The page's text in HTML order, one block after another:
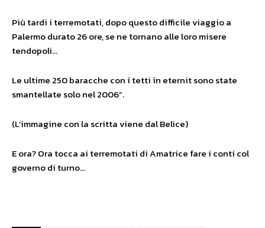
Più tardi i terremotati, dopo questo difficile viaggio a
Palermo durato 26 ore, se ne tornano alle loro misere
tendopoli…
Le ultime 250 baracche con i tetti in eternit sono state
smantellate solo nel 2006”.
(L’immagine con la scritta viene dal Belice)
E ora? Ora tocca ai terremotati di Amatrice fare i conti col
governo di turno…